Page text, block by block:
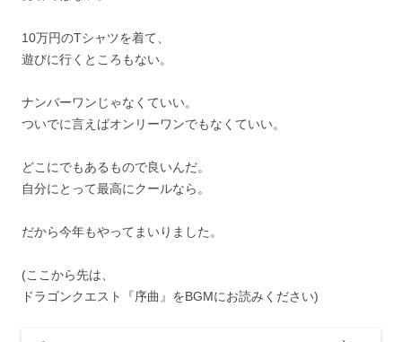
10万円のTシャツを着て、
遊びに行くところもない。
ナンバーワンじゃなくていい。
ついでに言えばオンリーワンでもなくていい。
どこにでもあるもので良いんだ。
自分にとって最高にクールなら。
だから今年もやってまいりました。
(ここから先は、
ドラゴンクエスト『序曲』をBGMにお読みください)